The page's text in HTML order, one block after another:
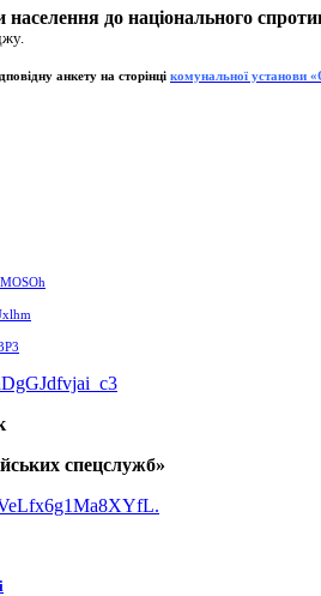
до національного
анкету на сторінці комунальної установи
спецслужб»